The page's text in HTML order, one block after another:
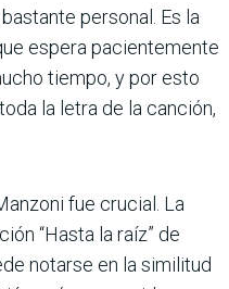
personal. Es la
espera pacientemente
tiempo, y por esto
la letra de la canción,
fue crucial. La
“Hasta la raíz” de
notarse en la similitud